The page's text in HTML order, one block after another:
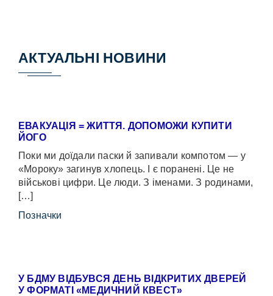
АКТУАЛЬНІ НОВИНИ
ЕВАКУАЦІЯ = ЖИТТЯ. ДОПОМОЖИ КУПИТИ
ЙОГО
Поки ми доїдали паски й запивали компотом — у
«Мороку» загинув хлопець. І є поранені. Це не
військові цифри. Це люди. З іменами. З родинами,
[…]
Позначки
У БДМУ ВІДБУВСЯ ДЕНЬ ВІДКРИТИХ ДВЕРЕЙ
У ФОРМАТІ «МЕДИЧНИЙ КВЕСТ»